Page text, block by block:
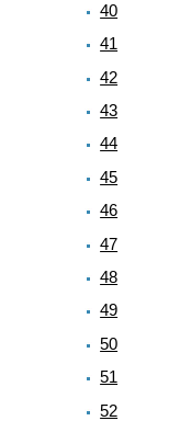
40
41
42
43
44
45
46
47
48
49
50
51
52